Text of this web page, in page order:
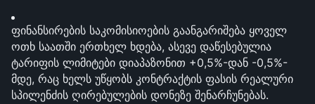
ფინანსირების საკომისიოების გაანგარიშება ყოველ
ოთხ საათში ერთხელ ხდება, ასევე დაწესებულია
ტარიფის ლიმიტები დიაპაზონით +0,5%-დან -0,5%-
მდე, რაც ხელს უწყობს კონტრაქტის ფასის რეალური
სპილენძის ღირებულების დონეზე შენარჩუნებას.